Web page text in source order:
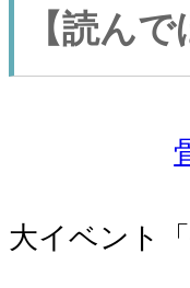
【読ん
大イベント